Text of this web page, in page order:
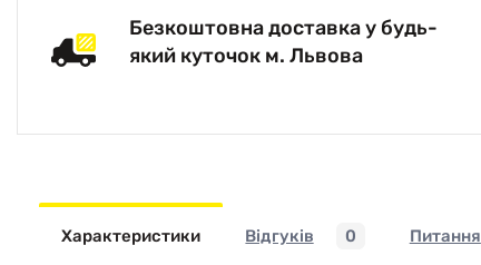
Безкоштовна доставка у будь-
який куточок м. Львова
Характеристики Відгуків 0 Питання